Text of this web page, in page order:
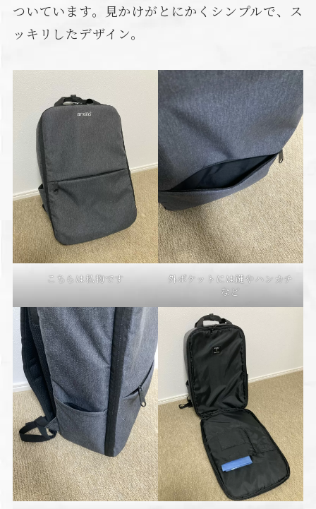
ついています。見かけがとにかくシンプルで、ス
ッキリしたデザイン。
こちらは私物です
外ポケットには鍵やハンカチ
など